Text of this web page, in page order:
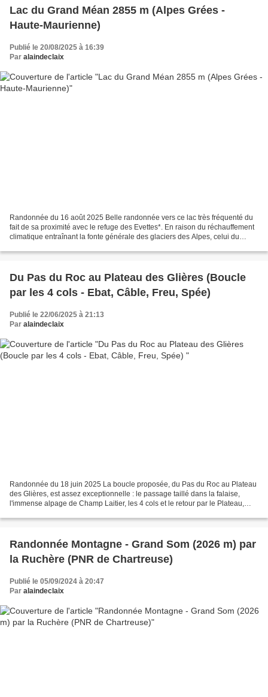
Lac du Grand Méan 2855 m (Alpes Grées -
Haute-Maurienne)
Publié le 20/08/2025 à 16:39
Par alaindeclaix
Randonnée du 16 août 2025 Belle randonnée vers ce lac très fréquenté du
fait de sa proximité avec le refuge des Evettes*. En raison du réchauffement
climatique entraînant la fonte générale des glaciers des Alpes, celui du
Du Pas du Roc au Plateau des Glières (Boucle
par les 4 cols - Ebat, Câble, Freu, Spée)
Publié le 22/06/2025 à 21:13
Par alaindeclaix
Randonnée du 18 juin 2025 La boucle proposée, du Pas du Roc au Plateau
des Glières, est assez exceptionnelle : le passage taillé dans la falaise,
l'immense alpage de Champ Laitier, les 4 cols et le retour par le Plateau,
Randonnée Montagne - Grand Som (2026 m) par
la Ruchère (PNR de Chartreuse)
Publié le 05/09/2024 à 20:47
Par alaindeclaix